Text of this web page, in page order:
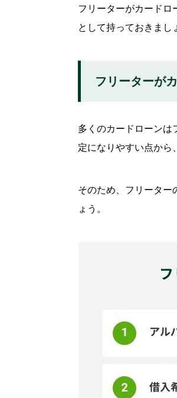
生活福祉資金貸付
Q.フリーターで
フリーターがカードロ
として持っておきまし
フリーターが
多くのカードローンは
定になりやすい点から
そのため、フリーター
ょう。